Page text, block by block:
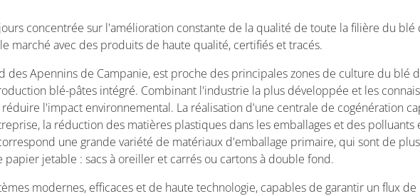
concentrée sur l'amélioration constante de la qualité de toute la filière du
marché avec des produits de haute qualité, certifiés et tracés.
des Apennins de Campanie, est proche des principales zones de culture du blé
blé-pâtes intégré. Combinant l'industrie la plus développée et les
l'impact environnemental. La réalisation d'une centrale de cogénération
la réduction des matières plastiques dans les emballages et des polluants
une grande variété de matériaux d'emballage primaire, qui sont de
jetable : sacs à oreiller et carrés ou cartons à double fond.
modernes, efficaces et de haute technologie, capables de garantir un flux